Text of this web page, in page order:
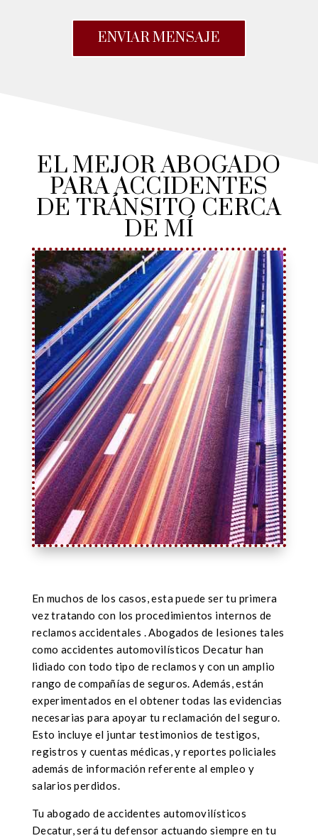
ENVIAR MENSAJE
EL MEJOR ABOGADO
PARA ACCIDENTES
DE TRÁNSITO CERCA
DE MÍ
En muchos de los casos, esta puede ser tu primera
vez tratando con los procedimientos internos de
reclamos accidentales . Abogados de lesiones tales
como accidentes automovilísticos Decatur han
lidiado con todo tipo de reclamos y con un amplio
rango de compañías de seguros. Además, están
experimentados en el obtener todas las evidencias
necesarias para apoyar tu reclamación del seguro.
Esto incluye el juntar testimonios de testigos,
registros y cuentas médicas, y reportes policiales
además de información referente al empleo y
salarios perdidos.
Tu abogado de accidentes automovilísticos
Decatur, será tu defensor actuando siempre en tu